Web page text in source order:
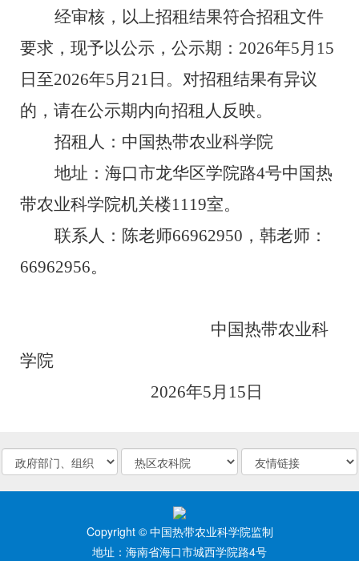
经审核，以上招租结果符合招租文件
要求，现予以公示，公示期： 2026年5月 15
日至2026年5月 21 日。对招租结果有异议
的，请在公示期内向招租 人反映。
招租 人： 中国热带农业科学院
地址：海口市龙华区学院路4号中国热
带农业科学院机关楼1119室。
联系人： 陈老师66962950 ， 韩老师：
66962956。
中国热带农业科
学院
2026年5月 15 日
Copyright © 中国热带农业科学院监制
地址：海南省海口市城西学院路4号